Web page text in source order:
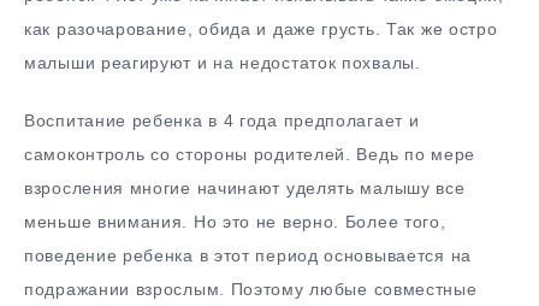
как разочарование, обида и даже грусть. Так же остро
малыши реагируют и на недостаток похвалы.
Воспитание ребенка в 4 года предполагает и
самоконтроль со стороны родителей. Ведь по мере
взросления многие начинают уделять малышу все
меньше внимания. Но это не верно. Более того,
поведение ребенка в этот период основывается на
подражании взрослым. Поэтому любые совместные